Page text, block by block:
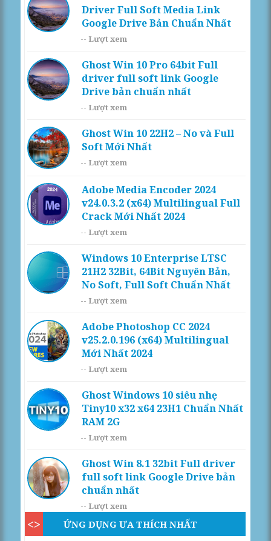
Driver Full Soft Media Link
Google Drive Bản Chuẩn Nhất
-- Lượt xem
Ghost Win 10 Pro 64bit Full
driver full soft link Google
Drive bản chuẩn nhất
-- Lượt xem
Ghost Win 10 22H2 – No và Full
Soft Mới Nhất
-- Lượt xem
Adobe Media Encoder 2024
v24.0.3.2 (x64) Multilingual Full
Crack Mới Nhất 2024
-- Lượt xem
Windows 10 Enterprise LTSC
21H2 32Bit, 64Bit Nguyên Bản,
No Soft, Full Soft Chuẩn Nhất
-- Lượt xem
Adobe Photoshop CC 2024
v25.2.0.196 (x64) Multilingual
Mới Nhất 2024
-- Lượt xem
Ghost Windows 10 siêu nhẹ
Tiny10 x32 x64 23H1 Chuẩn Nhất
RAM 2G
-- Lượt xem
Ghost Win 8.1 32bit Full driver
full soft link Google Drive bản
chuẩn nhất
-- Lượt xem
ỨNG DỤNG ƯA THÍCH NHẤT